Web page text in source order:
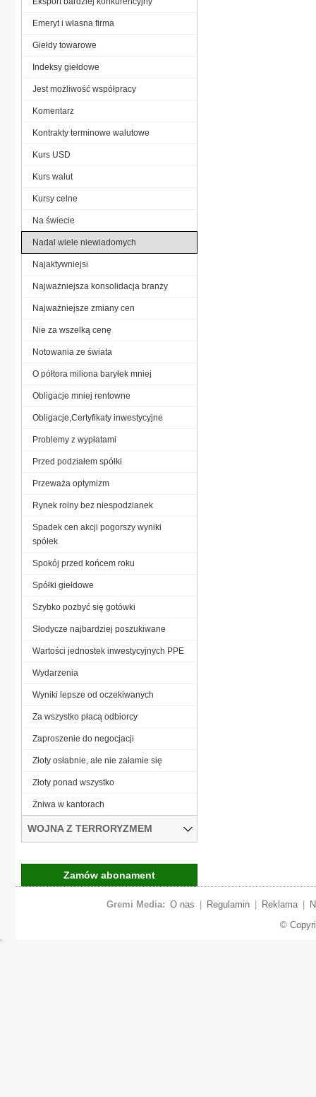
Emeryt i własna firma
Giełdy towarowe
Indeksy giełdowe
Jest możliwość współpracy
Komentarz
Kontrakty terminowe walutowe
Kurs USD
Kurs walut
Kursy celne
Na świecie
Nadal wiele niewiadomych
Najaktywniejsi
Najważniejsza konsolidacja branży
Najważniejsze zmiany cen
Nie za wszelką cenę
Notowania ze świata
O półtora miliona baryłek mniej
Obligacje mniej rentowne
Obligacje,Certyfikaty inwestycyjne
Problemy z wypłatami
Przed podziałem spółki
Przeważa optymizm
Rynek rolny bez niespodzianek
Spadek cen akcji pogorszy wyniki
spółek
Spokój przed końcem roku
Spółki giełdowe
Szybko pozbyć się gotówki
Słodycze najbardziej poszukiwane
Wartości jednostek inwestycyjnych PPE
Wydarzenia
Wyniki lepsze od oczekiwanych
Za wszystko płacą odbiorcy
Zaproszenie do negocjacji
Złoty osłabnie, ale nie załamie się
Złoty ponad wszystko
Żniwa w kantorach
WOJNA Z TERRORYZMEM
Zamów abonament
Gremi Media: O nas Regulamin Reklama
©